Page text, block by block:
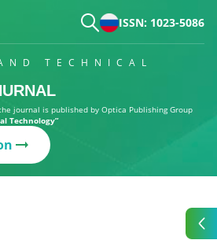
ISSN: 1023-5086
TECHNICAL
journal is published by Optica Publishing Group
Technology”